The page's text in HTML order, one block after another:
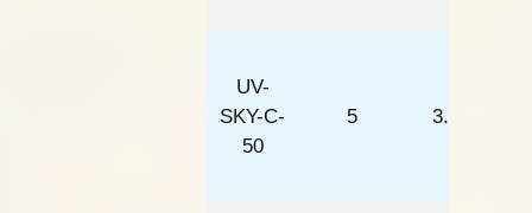
UV-
SKY-C-
50
5 3.5